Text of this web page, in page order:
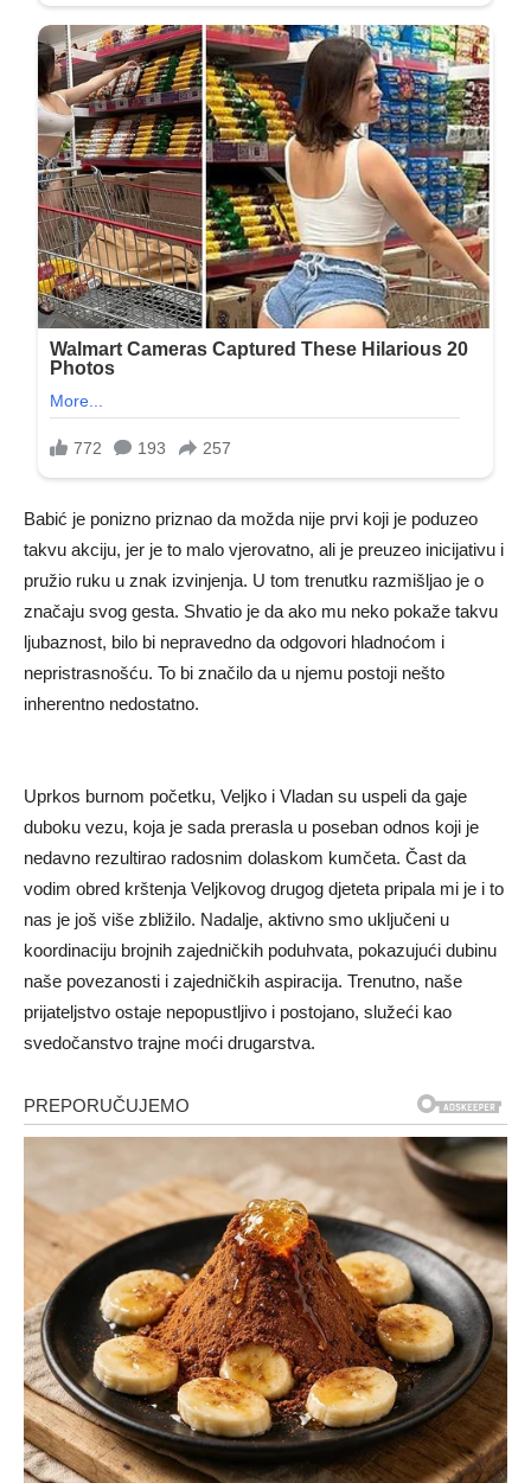
Babić je ponizno priznao da možda nije prvi koji je poduzeo
takvu akciju, jer je to malo vjerovatno, ali je preuzeo inicijativu i
pružio ruku u znak izvinjenja. U tom trenutku razmišljao je o
značaju svog gesta. Shvatio je da ako mu neko pokaže takvu
ljubaznost, bilo bi nepravedno da odgovori hladnoćom i
nepristrasnošću. To bi značilo da u njemu postoji nešto
inherentno nedostatno.
Uprkos burnom početku, Veljko i Vladan su uspeli da gaje
duboku vezu, koja je sada prerasla u poseban odnos koji je
nedavno rezultirao radosnim dolaskom kumčeta. Čast da
vodim obred krštenja Veljkovog drugog djeteta pripala mi je i to
nas je još više zbližilo. Nadalje, aktivno smo uključeni u
koordinaciju brojnih zajedničkih poduhvata, pokazujući dubinu
naše povezanosti i zajedničkih aspiracija. Trenutno, naše
prijateljstvo ostaje nepopustljivo i postojano, služeći kao
svedočanstvo trajne moći drugarstva.